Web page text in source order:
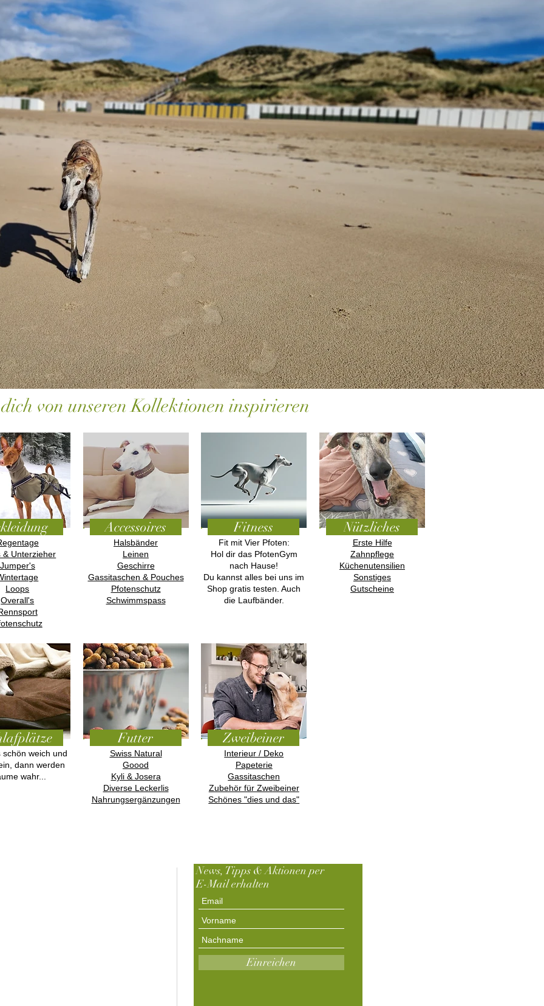
von unseren Kollektionen inspirieren
& Unterzieher
Jumper's
Loops
Overall's
schön weich und
dann werden
wahr...
Halsbänder
Leinen
Geschirre
Gassitaschen & Pouches
Pfotenschutz
Schwimmspass
Accessoires
Swiss Natural
Goood
Kyli & Josera
Diverse Leckerlis
Nahrungsergänzungen
Futter
Fit mit Vier Pfoten:
Hol dir das PfotenGym
nach Hause!
Du kannst alles bei uns im
Shop gratis testen. Auch
die Laufbänder.
Fitness
Interieur / Deko
Papeterie
Gassitaschen
Zubehör für Zweibeiner
Schönes "dies und das"
Zweibeiner
Erste Hilfe
Zahnpflege
Küchenutensilien
Sonstiges
Gutscheine
Nützliches
News, Tipps & Aktionen per
E-Mail erhalten
Einreichen